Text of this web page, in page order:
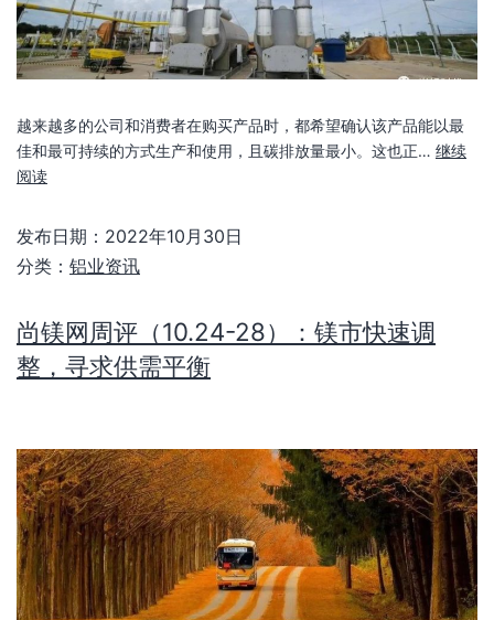
越来越多的公司和消费者在购买产品时，都希望确认该产品能以最
佳和最可持续的方式生产和使用，且碳排放量最小。这也正… 继续
阅读
发布日期： 2022年10月30日
分类： 铝业资讯
尚镁网周评（10.24-28）：镁市快速调
整，寻求供需平衡